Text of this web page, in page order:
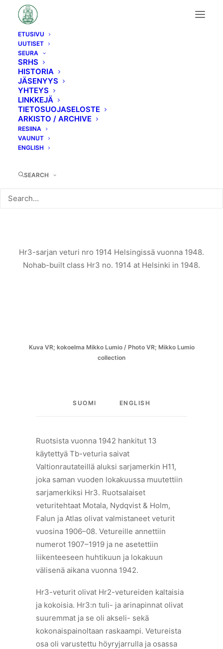
ETUSIVU
UUTISET
SEURA
SRHS
HISTORIA
JÄSENYYS
YHTEYS
LINKKEJÄ
TIETOSUOJASELOSTE
ARKISTO / ARCHIVE
RESIINA
VAUNUT
ENGLISH
SEARCH
Hr3-sarjan veturi nro 1914 Helsingissä vuonna 1948.
Nohab-built class Hr3 no. 1914 at Helsinki in 1948.
Kuva VR; kokoelma Mikko Lumio / Photo VR; Mikko Lumio
collection
SUOMI ENGLISH
Ruotsista vuonna 1942 hankitut 13
käytettyä Tb-veturia saivat
Valtionrautateillä aluksi sarjamerkin H11,
joka saman vuoden lokakuussa muutettiin
sarjamerkiksi Hr3. Ruotsalaiset
veturitehtaat Motala, Nydqvist & Holm,
Falun ja Atlas olivat valmistaneet veturit
vuosina 1906–08. Vetureille annettiin
numerot 1907–1919 ja ne asetettiin
liikenteeseen huhtikuun ja lokakuun
välisenä aikana vuonna 1942.
Hr3-veturit olivat Hr2-vetureiden kaltaisia
ja kokoisia. Hr3:n tuli- ja arinapinnat olivat
suuremmat ja se oli akseli- sekä
kokonaispainoltaan raskaampi. Vetureista
osa oli varustettu höyryjarrulla ja osassa